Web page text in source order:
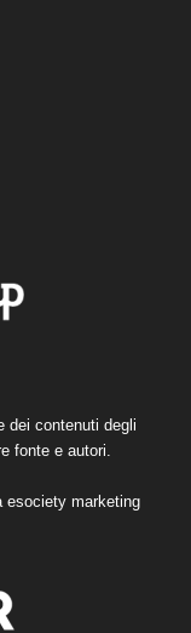
dei contenuti degli
fonte e autori.
esociety marketing